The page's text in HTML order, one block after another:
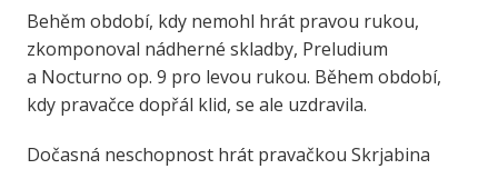
Behěm období, kdy nemohl hrát pravou rukou,
zkomponoval nádherné skladby, Preludium
a Nocturno op. 9 pro levou rukou. Během období,
kdy pravačce dopřál klid, se ale uzdravila.
Dočasná neschopnost hrát pravačkou Skrjabina